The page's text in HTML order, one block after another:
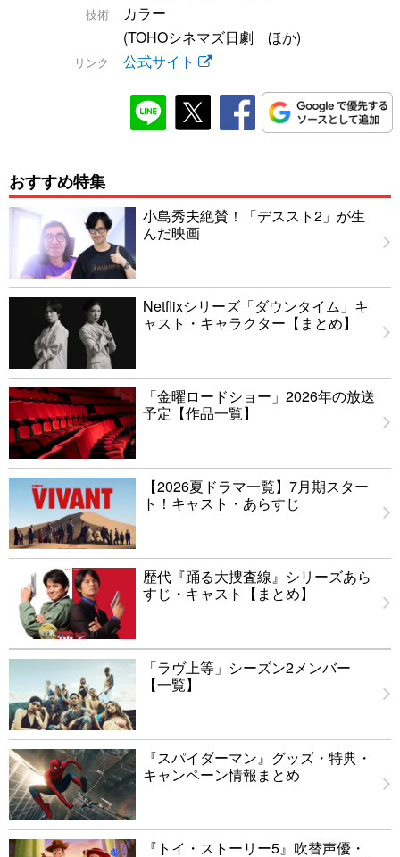
技術
カラー
(TOHOシネマズ日劇 ほか)
リンク 公式サイト
おすすめ特集
小島秀夫絶賛！「デススト2」が生
んだ映画
Netflixシリーズ「ダウンタイム」キ
ャスト・キャラクター【まとめ】
「金曜ロードショー」2026年の放送
予定【作品一覧】
【2026夏ドラマ一覧】7月期スター
ト！キャスト・あらすじ
歴代『踊る大捜査線』シリーズあら
すじ・キャスト【まとめ】
「ラヴ上等」シーズン2メンバー
【一覧】
『スパイダーマン』グッズ・特典・
キャンペーン情報まとめ
『トイ・ストーリー5』吹替声優・